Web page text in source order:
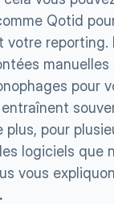
Qotid
votre reporting.
pour
logiciels que
vous
.